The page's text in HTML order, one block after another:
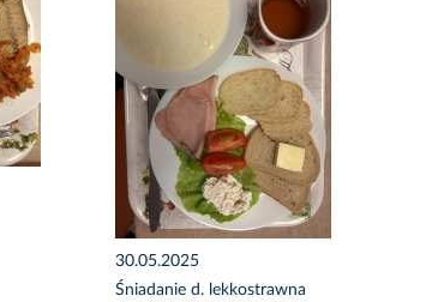
30.05.2025
Śniadanie d. lekkostrawna